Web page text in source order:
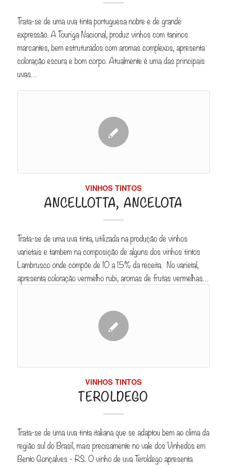
Trata-se de uma uva tinta portuguesa nobre e de grande
expressão. A Touriga Nacional, produz vinhos com taninos
marcantes, bem estruturados com aromas complexos, apresenta
coloração escura e bom corpo. Atualmente é uma das principais
uvas…
VINHOS TINTOS
ANCELLOTTA, ANCELOTA
Trata-se de uma uva tinta, utilizada na produção de vinhos
varietais e tambem na composição de alguns dos vinhos tintos
Lambrusco onde compõe de 10 a 15% da receita. No varietal,
apresenta coloração vermelho rubi, aromas de frutas vermelhas…
VINHOS TINTOS
TEROLDEGO
Trata-se de uma uva tinta italiana que se adaptou bem ao clima da
região sul do Brasil, mais precisamente no vale dos Vinhedos em
Bento Gonçalves - RS. O vinho de uva Teroldego apresenta